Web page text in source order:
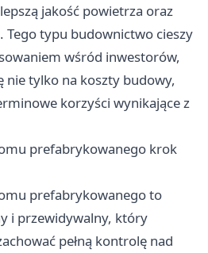
jakość powietrza oraz
Tego typu budownictwo cieszy
wśród inwestorów,
nie tylko na koszty budowy,
korzyści wynikające z
prefabrykowanego krok
prefabrykowanego to
i przewidywalny, który
pełną kontrolę nad